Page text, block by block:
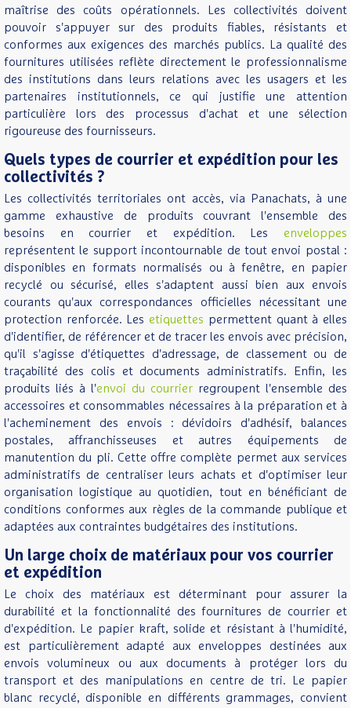
maîtrise des coûts opérationnels. Les collectivités doivent
pouvoir s'appuyer sur des produits fiables, résistants et
conformes aux exigences des marchés publics. La qualité des
fournitures utilisées reflète directement le professionnalisme
des institutions dans leurs relations avec les usagers et les
partenaires institutionnels, ce qui justifie une attention
particulière lors des processus d'achat et une sélection
rigoureuse des fournisseurs.
Quels types de courrier et expédition pour les
collectivités ?
Les collectivités territoriales ont accès, via Panachats, à une
gamme exhaustive de produits couvrant l'ensemble des
besoins en courrier et expédition. Les enveloppes
représentent le support incontournable de tout envoi postal :
disponibles en formats normalisés ou à fenêtre, en papier
recyclé ou sécurisé, elles s'adaptent aussi bien aux envois
courants qu'aux correspondances officielles nécessitant une
protection renforcée. Les etiquettes permettent quant à elles
d'identifier, de référencer et de tracer les envois avec précision,
qu'il s'agisse d'étiquettes d'adressage, de classement ou de
traçabilité des colis et documents administratifs. Enfin, les
produits liés à l'envoi du courrier regroupent l'ensemble des
accessoires et consommables nécessaires à la préparation et à
l'acheminement des envois : dévidoirs d'adhésif, balances
postales, affranchisseuses et autres équipements de
manutention du pli. Cette offre complète permet aux services
administratifs de centraliser leurs achats et d'optimiser leur
organisation logistique au quotidien, tout en bénéficiant de
conditions conformes aux règles de la commande publique et
adaptées aux contraintes budgétaires des institutions.
Un large choix de matériaux pour vos courrier
et expédition
Le choix des matériaux est déterminant pour assurer la
durabilité et la fonctionnalité des fournitures de courrier et
d'expédition. Le papier kraft, solide et résistant à l'humidité,
est particulièrement adapté aux enveloppes destinées aux
envois volumineux ou aux documents à protéger lors du
transport et des manipulations en centre de tri. Le papier
blanc recyclé, disponible en différents grammages, convient